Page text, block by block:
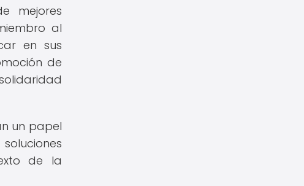
mejores
al
en sus
de
un papel
de la